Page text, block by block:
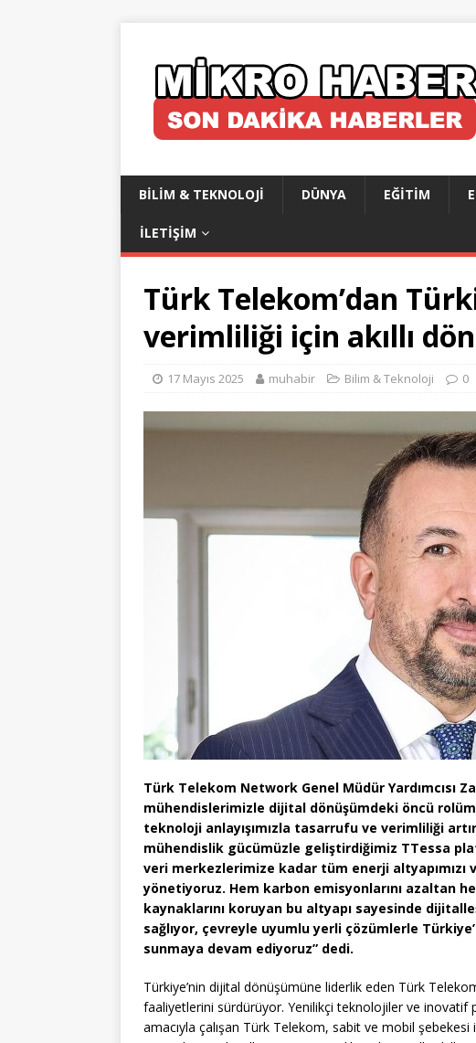
BILIM & TEKNOLOJI DÜNYA EĞITIM
İLETIŞIM
Türk Telekom’dan
verimliliği için akıllı
17 Mayıs 2025 muhabir Bilim & Teknoloji 0
Türk Telekom Network Genel Müdür Yardımcısı
mühendislerimizle dijital dönüşümdeki öncü
teknoloji anlayışımızla tasarrufu ve verimliliği
mühendislik gücümüzle geliştirdiğimiz TTessa
veri merkezlerimize kadar tüm enerji altyapımızı
yönetiyoruz. Hem karbon emisyonlarını azaltan
kaynaklarını koruyan bu altyapı sayesinde
sağlıyor, çevreyle uyumlu yerli çözümlerle
sunmaya devam ediyoruz” dedi.
Türkiye’nin dijital dönüşümüne liderlik eden Türk
faaliyetlerini sürdürüyor. Yenilikçi teknolojiler ve
amacıyla çalışan Türk Telekom, sabit ve mobil